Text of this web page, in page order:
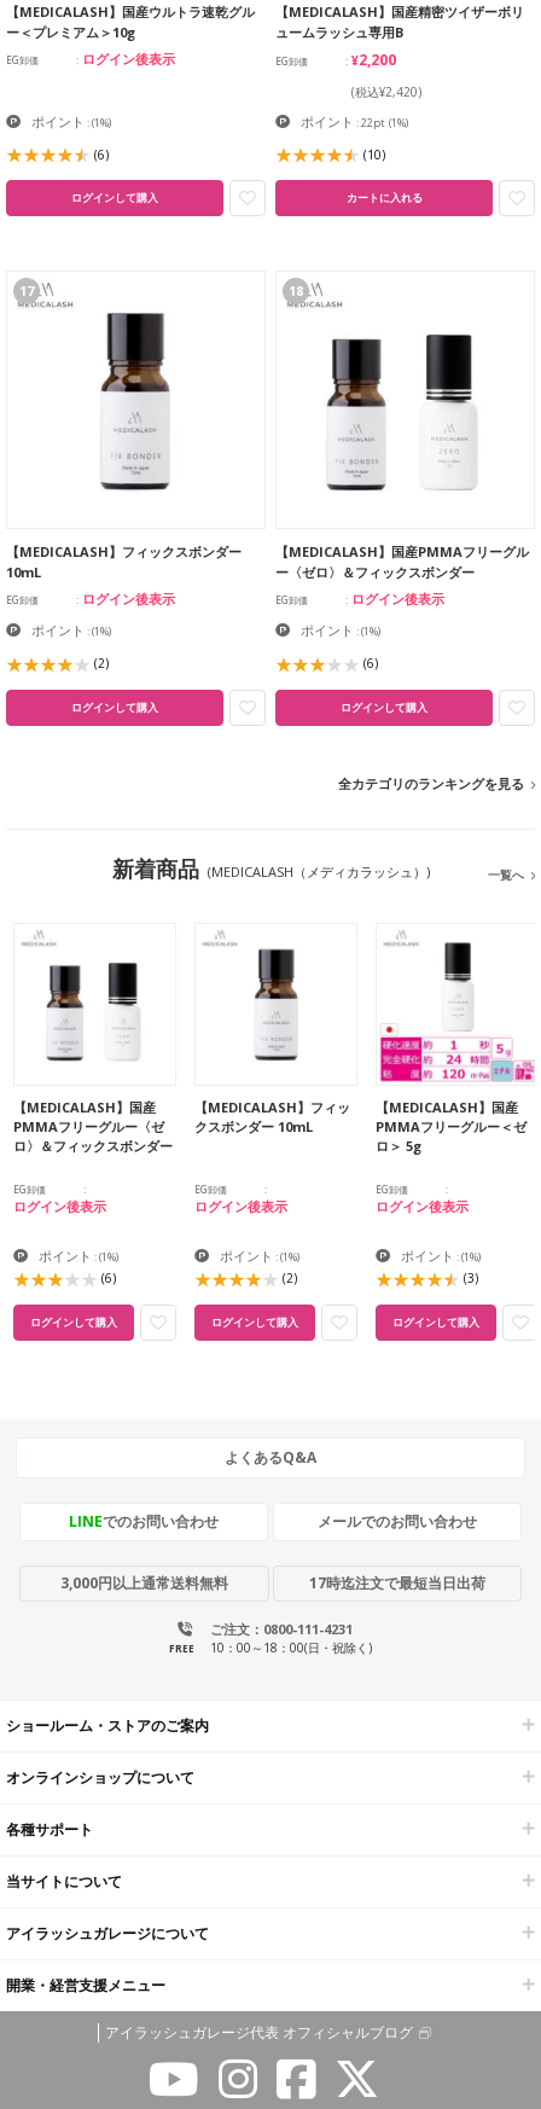
【MEDICALASH】国産ウルトラ速乾グル
ー＜プレミアム＞10g
EG卸価 ログイン後表示
ポイント :(1%)
(6)
ログインして購入
【MEDICALASH】国産精密ツイザーボリ
ュームラッシュ専用B
EG卸価 ¥2,200
(税込¥2,420)
ポイント : 22pt (1%)
(10)
カートに入れる
17
【MEDICALASH】フィックスボンダー
10mL
EG卸価 ログイン後表示
ポイント :(1%)
(2)
ログインして購入
18
【MEDICALASH】国産PMMAフリーグル
ー〈ゼロ〉＆フィックスボンダー
EG卸価 ログイン後表示
ポイント :(1%)
(6)
ログインして購入
全カテゴリのランキングを見る
新着商品 (MEDICALASH（メディカラッシュ）) 一覧へ
【MEDICALASH】国産
PMMAフリーグルー〈ゼ
ロ〉＆フィックスボンダー
EG卸価
ログイン後表示
ポイント :(1%)
(6)
ログインして購入
【MEDICALASH】フィッ
クスボンダー 10mL
EG卸価
ログイン後表示
ポイント :(1%)
(2)
ログインして購入
【MEDICALASH】国産
PMMAフリーグルー＜ゼ
ロ＞ 5g
EG卸価
ログイン後表示
ポイント :(1%)
(3)
ログインして購入
よくあるQ&A
LINEでのお問い合わせ メールでのお問い合わせ
3,000円以上通常送料無料 17時迄注文で最短当日出荷
ご注文：0800-111-4231
FREE 10：00～18：00(日・祝除く)
ショールーム・ストアのご案内
オンラインショップについて
各種サポート
当サイトについて
アイラッシュガレージについて
開業・経営支援メニュー
アイラッシュガレージ代表 オフィシャルブログ